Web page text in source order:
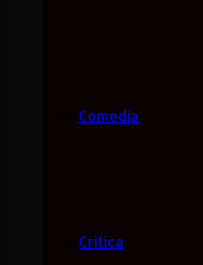
Comedia
Critica